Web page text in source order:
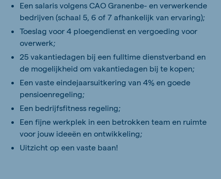
Een salaris volgens CAO Granenbe- en verwerkende
bedrijven (schaal 5, 6 of 7 afhankelijk van ervaring);
Toeslag voor 4 ploegendienst en vergoeding voor
overwerk;
25 vakantiedagen bij een fulltime dienstverband en
de mogelijkheid om vakantiedagen bij te kopen;
Een vaste eindejaarsuitkering van 4% en goede
pensioenregeling;
Een bedrijfsfitness regeling;
Een fijne werkplek in een betrokken team en ruimte
voor jouw ideeën en ontwikkeling;
Uitzicht op een vaste baan!